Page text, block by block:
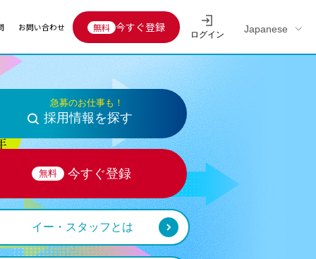
企業
の転職者活躍中
給30万円以上
情報
給25万円以上
給20万円以上
分以内
分以内
お問い合わせ 今すぐ登録
ログイン
急募のお仕事も！
採用情報を探す
無料 今すぐ登録
イー・スタッフとは